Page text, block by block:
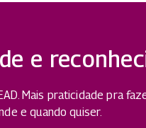
e
Mais praticidade pra
e quando quiser.